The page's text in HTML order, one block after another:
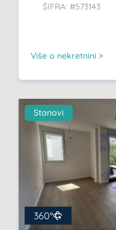
ŠIFRA: #573143
Više o nekretnini >
Stanovi
360°